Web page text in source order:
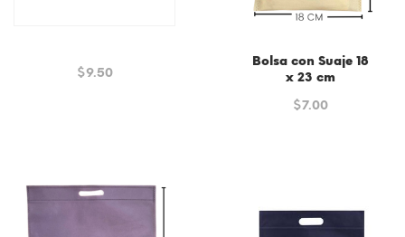
$9.50
Bolsa con Suaje 18
x 23 cm
$7.00